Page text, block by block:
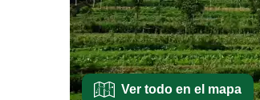
Ver todo en el mapa